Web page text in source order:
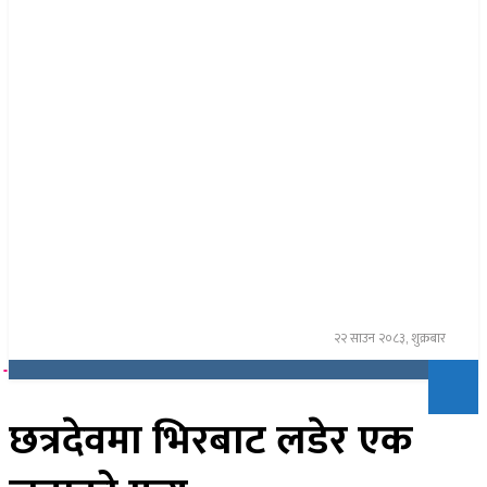
२२ साउन २०८३, शुक्रबार
छत्रदेवमा भिरबाट लडेर एक